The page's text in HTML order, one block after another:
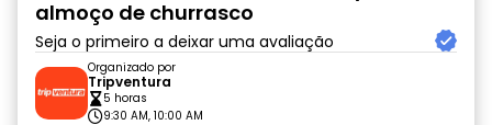
almoço de churrasco
Seja o primeiro a deixar uma avaliação
Organizado por
Tripventura
5 horas
9:30 AM, 10:00 AM